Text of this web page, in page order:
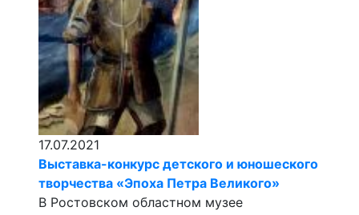
17.07.2021
Выставка-конкурс детского и юношеского
творчества «Эпоха Петра Великого»
В Ростовском областном музее